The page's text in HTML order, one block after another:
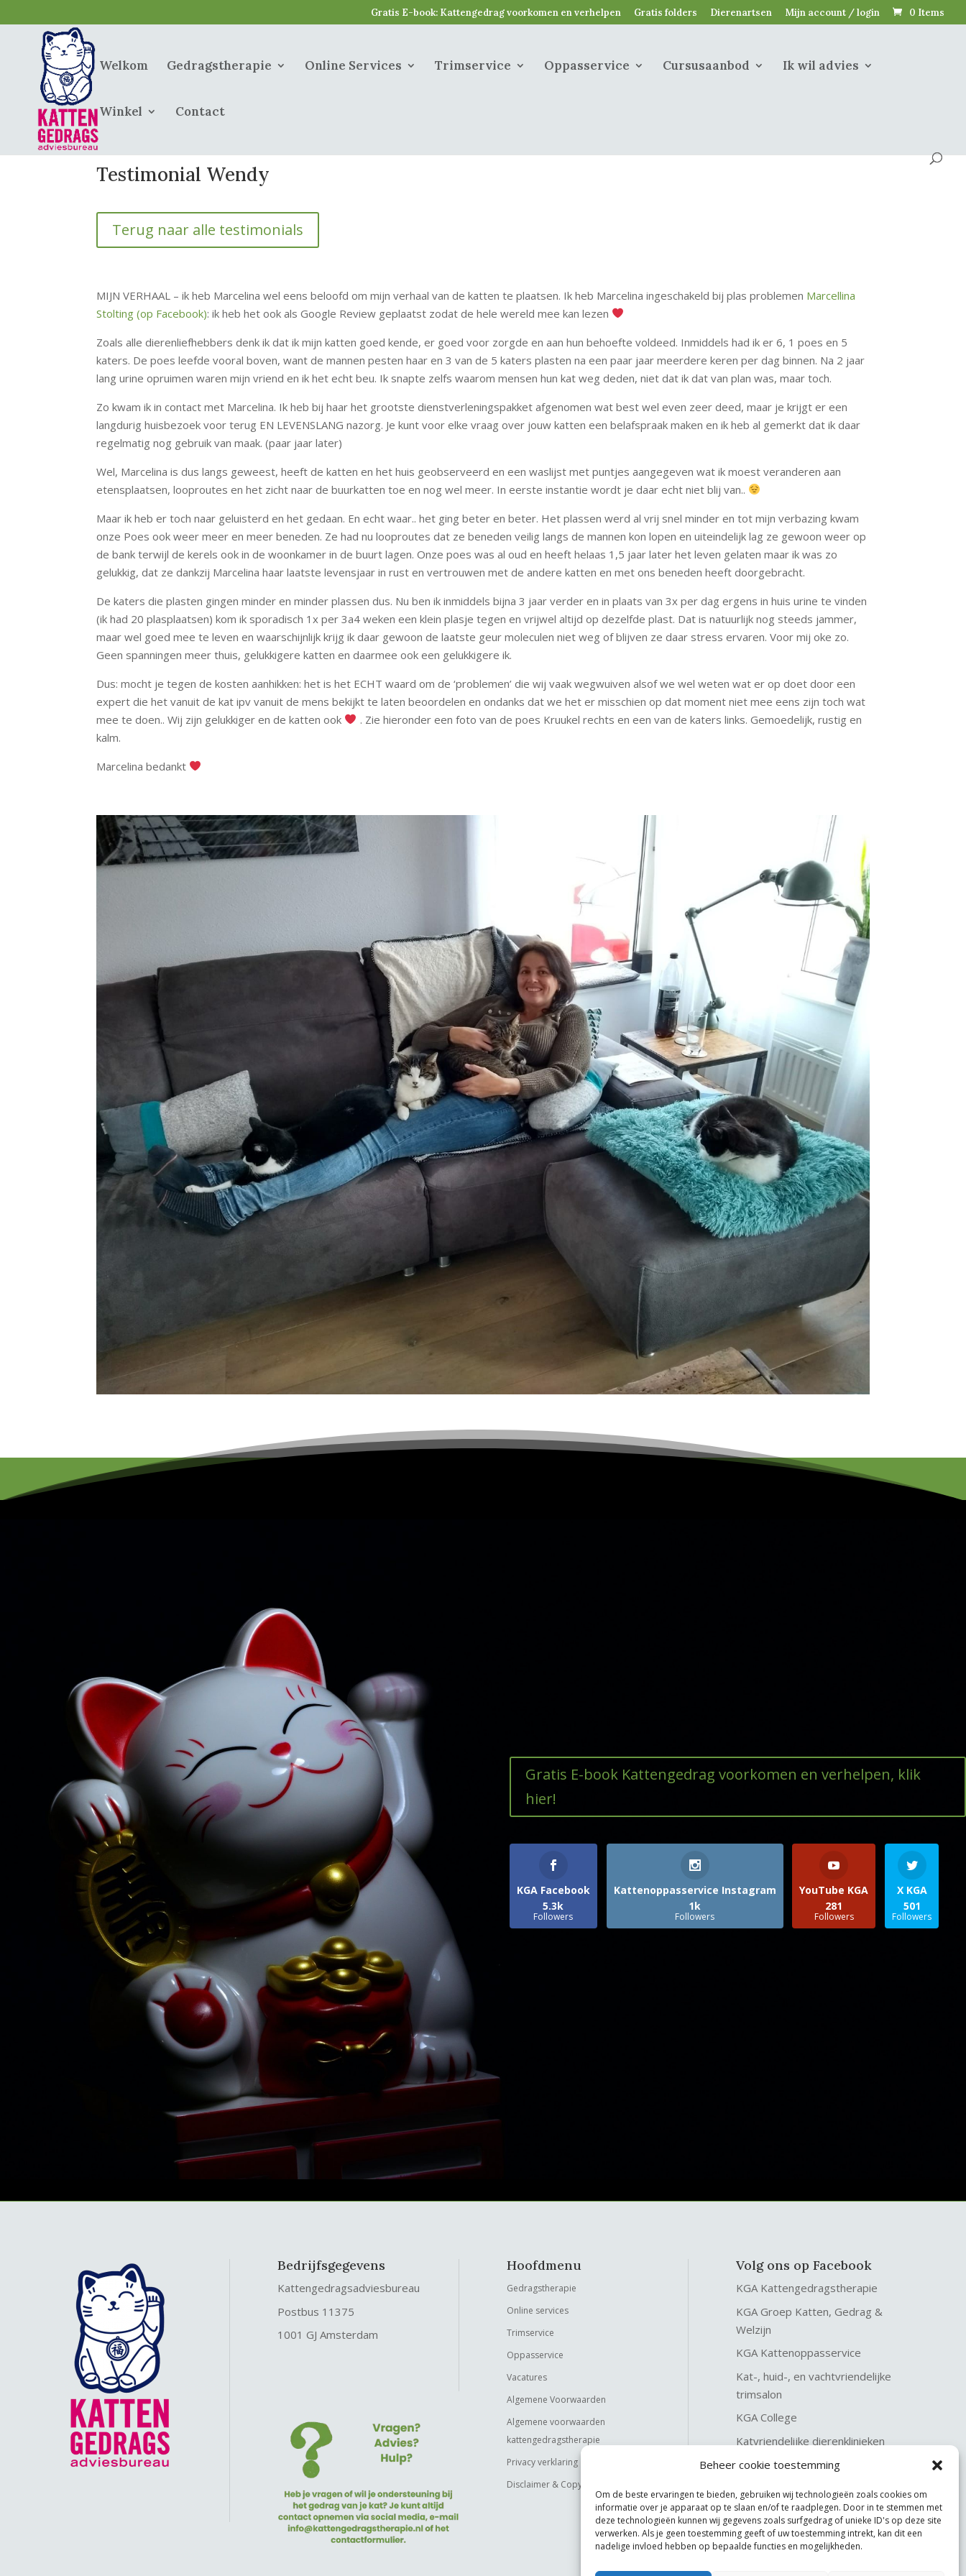
Beheer cookie toestemming
Om de beste ervaringen te bieden, gebruiken wij technologieën zoals cookies om
informatie over je apparaat op te slaan en/of te raadplegen. Door in te stemmen met
deze technologieën kunnen wij gegevens zoals surfgedrag of unieke ID's op deze site
verwerken. Als je geen toestemming geeft of uw toestemming intrekt, kan dit een
nadelige invloed hebben op bepaalde functies en mogelijkheden.
Gratis E-book: Kattengedrag voorkomen en verhelpen Gratis folders Dierenartsen Mijn account / login 0 Items
Welkom Gedragstherapie Online Services Trimservice Oppasservice Cursusaanbod Ik wil advies
Winkel Contact
Testimonial Wendy
Terug naar alle testimonials
MIJN VERHAAL – ik heb Marcelina wel eens beloofd om mijn verhaal van de katten te plaatsen. Ik heb Marcelina ingeschakeld bij plas problemen Marcellina
Stolting (op Facebook): ik heb het ook als Google Review geplaatst zodat de hele wereld mee kan lezen
Zoals alle dierenliefhebbers denk ik dat ik mijn katten goed kende, er goed voor zorgde en aan hun behoefte voldeed. Inmiddels had ik er 6, 1 poes en 5
katers. De poes leefde vooral boven, want de mannen pesten haar en 3 van de 5 katers plasten na een paar jaar meerdere keren per dag binnen. Na 2 jaar
lang urine opruimen waren mijn vriend en ik het echt beu. Ik snapte zelfs waarom mensen hun kat weg deden, niet dat ik dat van plan was, maar toch.
Zo kwam ik in contact met Marcelina. Ik heb bij haar het grootste dienstverleningspakket afgenomen wat best wel even zeer deed, maar je krijgt er een
langdurig huisbezoek voor terug EN LEVENSLANG nazorg. Je kunt voor elke vraag over jouw katten een belafspraak maken en ik heb al gemerkt dat ik daar
regelmatig nog gebruik van maak. (paar jaar later)
Wel, Marcelina is dus langs geweest, heeft de katten en het huis geobserveerd en een waslijst met puntjes aangegeven wat ik moest veranderen aan
etensplaatsen, looproutes en het zicht naar de buurkatten toe en nog wel meer. In eerste instantie wordt je daar echt niet blij van..
Maar ik heb er toch naar geluisterd en het gedaan. En echt waar.. het ging beter en beter. Het plassen werd al vrij snel minder en tot mijn verbazing kwam
onze Poes ook weer meer en meer beneden. Ze had nu looproutes dat ze beneden veilig langs de mannen kon lopen en uiteindelijk lag ze gewoon weer op
de bank terwijl de kerels ook in de woonkamer in de buurt lagen. Onze poes was al oud en heeft helaas 1,5 jaar later het leven gelaten maar ik was zo
gelukkig, dat ze dankzij Marcelina haar laatste levensjaar in rust en vertrouwen met de andere katten en met ons beneden heeft doorgebracht.
De katers die plasten gingen minder en minder plassen dus. Nu ben ik inmiddels bijna 3 jaar verder en in plaats van 3x per dag ergens in huis urine te vinden
(ik had 20 plasplaatsen) kom ik sporadisch 1x per 3a4 weken een klein plasje tegen en vrijwel altijd op dezelfde plast. Dat is natuurlijk nog steeds jammer,
maar wel goed mee te leven en waarschijnlijk krijg ik daar gewoon de laatste geur moleculen niet weg of blijven ze daar stress ervaren. Voor mij oke zo.
Geen spanningen meer thuis, gelukkigere katten en daarmee ook een gelukkigere ik.
Dus: mocht je tegen de kosten aanhikken: het is het ECHT waard om de ‘problemen’ die wij vaak wegwuiven alsof we wel weten wat er op doet door een
expert die het vanuit de kat ipv vanuit de mens bekijkt te laten beoordelen en ondanks dat we het er misschien op dat moment niet mee eens zijn toch wat
mee te doen.. Wij zijn gelukkiger en de katten ook
. Zie hieronder een foto van de poes Kruukel rechts en een van de katers links. Gemoedelijk, rustig en
kalm.
Marcelina bedankt
Gratis E-book Kattengedrag voorkomen en verhelpen, klik
hier!
KGA Facebook
5.3k
Followers
Kattenoppasservice Instagram
1k
Followers
YouTube KGA
281
Followers
X KGA
501
Followers
Bedrijfsgegevens
Kattengedragsadviesbureau
Postbus 11375
1001 GJ Amsterdam
Hoofdmenu
Gedragstherapie
Online services
Trimservice
Oppasservice
Vacatures
Algemene Voorwaarden
Algemene voorwaarden
kattengedragstherapie
Privacy verklaring
Disclaimer & Copyright
Volg ons op Facebook
KGA Kattengedragstherapie
KGA Groep Katten, Gedrag &
Welzijn
KGA Kattenoppasservice
Kat-, huid-, en vachtvriendelijke
trimsalon
KGA College
Katvriendelijke dierenklinieken
KGA Katteninterieurservice